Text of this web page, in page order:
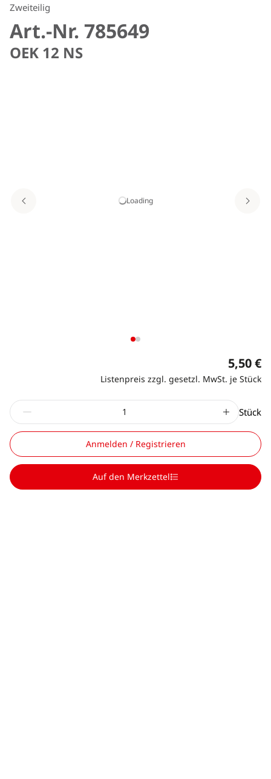
Zweiteilig
Art.-Nr. 785649
OEK 12 NS
Loading
5,50 €
Listenpreis zzgl. gesetzl. MwSt. je Stück
Stück
Anmelden / Registrieren
Auf den Merkzettel